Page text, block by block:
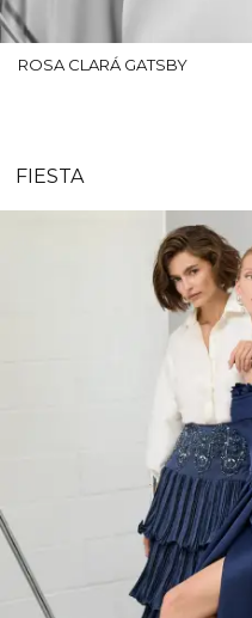
ROSA CLARÁ GATSBY
FIESTA